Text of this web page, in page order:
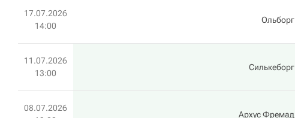
17.07.2026
14:00
Ольборг
11.07.2026
13:00
Силькеборг
08.07.2026
Архус Фремад